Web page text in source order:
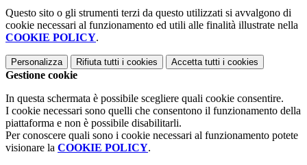
Questo sito o gli strumenti terzi da questo utilizzati si avvalgono di
cookie necessari al funzionamento ed utili alle finalità illustrate nella
COOKIE POLICY.
Personalizza Rifiuta tutti i cookies Accetta tutti i cookies
Gestione cookie
In questa schermata è possibile scegliere quali cookie consentire.
I cookie necessari sono quelli che consentono il funzionamento della
piattaforma e non è possibile disabilitarli.
Per conoscere quali sono i cookie necessari al funzionamento potete
visionare la COOKIE POLICY.